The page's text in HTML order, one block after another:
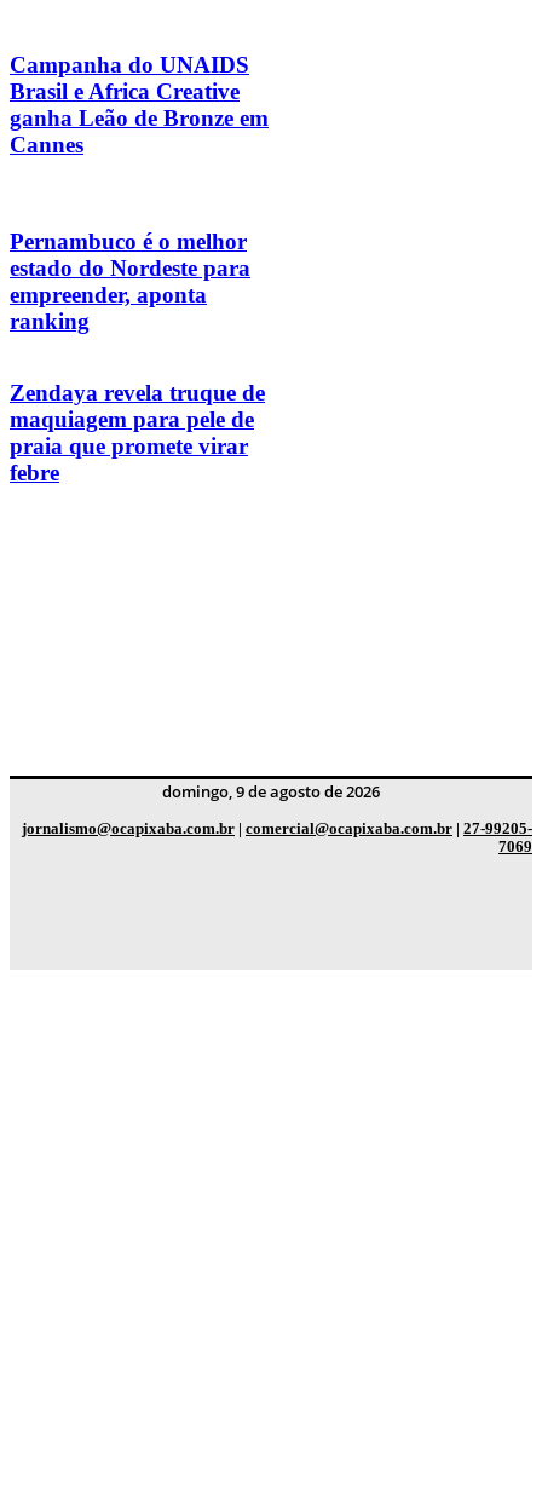
Campanha do UNAIDS
Brasil e Africa Creative
ganha Leão de Bronze em
Cannes
Pernambuco é o melhor
estado do Nordeste para
empreender, aponta
ranking
Zendaya revela truque de
maquiagem para pele de
praia que promete virar
febre
domingo, 9 de agosto de 2026
jornalismo@ocapixaba.com.br | comercial@ocapixaba.com.br | 27-99205-
7069